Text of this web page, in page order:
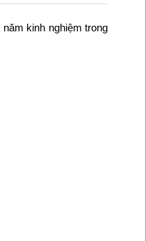
kinh nghiệm trong